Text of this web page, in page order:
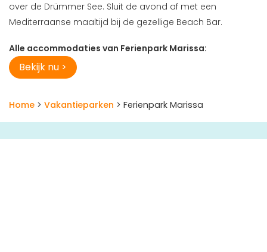
over de Drümmer See. Sluit de avond af met een
Mediterraanse maaltijd bij de gezellige Beach Bar.
Alle accommodaties van Ferienpark Marissa:
Bekijk nu >
Home > Vakantieparken > Ferienpark Marissa